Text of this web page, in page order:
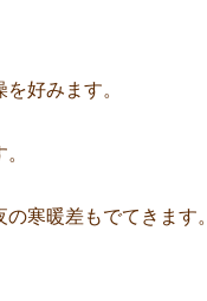
好みます。
寒暖差もでてきます。